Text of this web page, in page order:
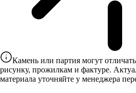
Камень или партия могут
рисунку, прожилкам и фактуре.
материала уточняйте у менеджера